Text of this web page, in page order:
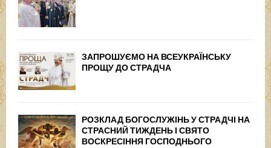
ЗАПРОШУЄМО НА ВСЕУКРАЇНСЬКУ
ПРОЩУ ДО СТРАДЧА
РОЗКЛАД БОГОСЛУЖІНЬ У СТРАДЧІ НА
СТРАСНИЙ ТИЖДЕНЬ І СВЯТО
ВОСКРЕСІННЯ ГОСПОДНЬОГО